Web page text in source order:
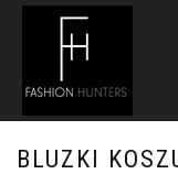
BLUZKI